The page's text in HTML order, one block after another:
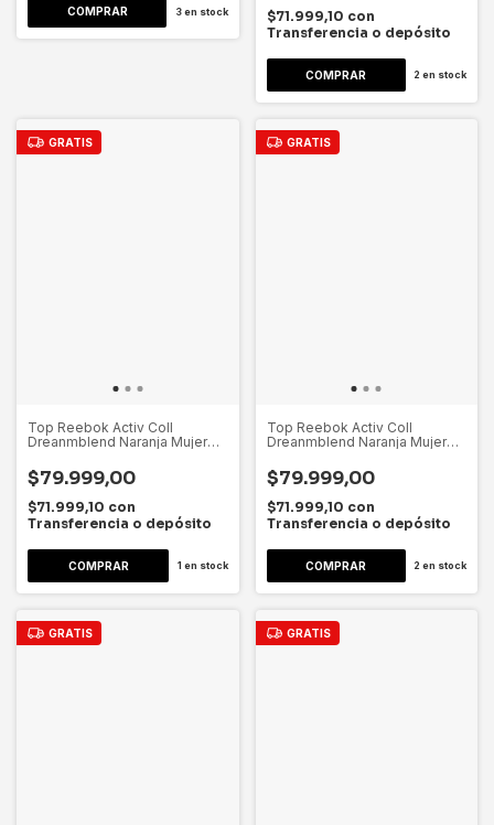
3en stock $71.999,10 con
Transferencia o depósito
2 en stock
GRATIS
Top Reebok Activ Coll
Dreanmblend Naranja Mujer
$79.999,00
$71.999,10 con
Transferencia o depósito
1 en stock
GRATIS
Top Reebok Activ Coll
Dreanmblend Naranja Mujer
$79.999,00
$71.999,10 con
Transferencia o depósito
2 en stock
GRATIS GRATIS